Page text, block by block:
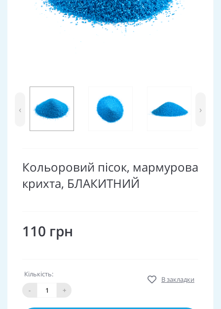
‹ ›
Кольоровий пісок, мармурова
крихта, БЛАКИТНИЙ
110 грн
Кількість:
-
+
В закладки